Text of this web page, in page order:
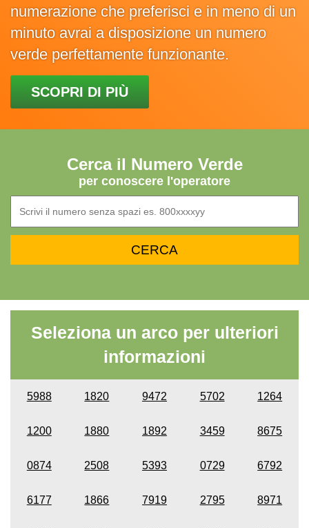
numerazione che preferisci e in meno di un
minuto avrai a disposizione un numero
verde perfettamente funzionante.
SCOPRI DI PIÙ
Cerca il Numero Verde
per conoscere l'operatore
Seleziona un arco per ulteriori
informazioni
5988 1820 9472 5702 1264
1200 1880 1892 3459 8675
0874 2508 5393 0729 6792
6177 1866 7919 2795 8971